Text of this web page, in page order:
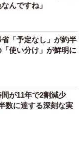
んですね」
省「予定なし」が約半
使い分け」が鮮明に
間が11年で2割減少
数に達する深刻な実